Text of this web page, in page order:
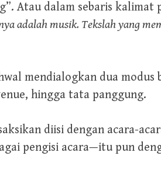
Atau dalam sebaris kalimat
adalah musik. Tekslah yang
mendialogkan dua modus
hingga tata panggung.
diisi dengan acara-
pengisi acara—itu pun